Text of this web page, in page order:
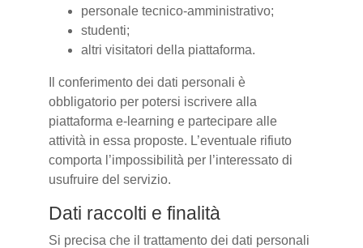
personale tecnico-amministrativo;
studenti;
altri visitatori della piattaforma.
Il conferimento dei dati personali è
obbligatorio per potersi iscrivere alla
piattaforma e-learning e partecipare alle
attività in essa proposte. L’eventuale rifiuto
comporta l’impossibilità per l’interessato di
usufruire del servizio.
Dati raccolti e finalità
Si precisa che il trattamento dei dati personali